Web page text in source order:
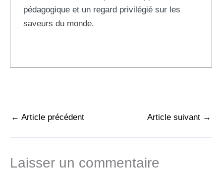
pédagogique et un regard privilégié sur les
saveurs du monde.
← Article précédent Article suivant →
Laisser un commentaire